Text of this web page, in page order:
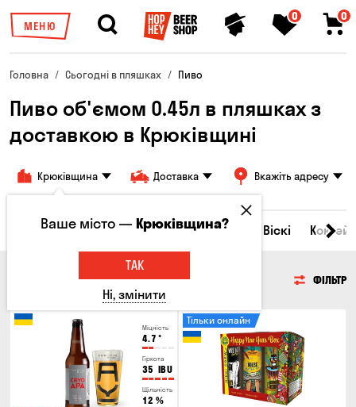
МЕНЮ
0 0
Головна Сьогодні в пляшках Пиво
Пиво об'ємом 0.45л в пляшках з
доставкою в Крюківщині
Крюківщина Доставка Вкажіть адресу
Всі товари Пиво Сидр Вино Віскі
ФІЛЬТР
Міцність
4.7 °
Гіркота
35 IBU
Щільність
12 %
Тільки онлайн
Ваше місто —Крюківщина?
ТАК
Ні, змінити